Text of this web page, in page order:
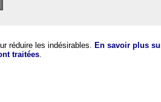
réduire les indésirables. En savoir plus
traitées.